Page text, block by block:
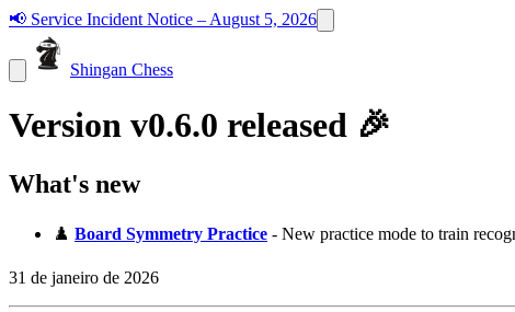
📢 Service Incident Notice – August 5, 2026
Shingan Chess
Version v0.6.0 released 🎉
What's new
♟️ Board Symmetry Practice - New practice mode to train
31 de janeiro de 2026